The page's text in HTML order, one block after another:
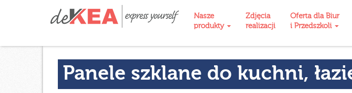
Nasze
produkty
Zdjęcia
realizacji
Oferta dla Biur
i Przedszkoli
Panele szklane do kuchni,